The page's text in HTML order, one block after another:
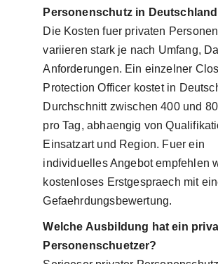
Personenschutz in
Die Kosten fuer privaten
variieren stark je nach Umfang,
Anforderungen. Ein einzelner
Protection Officer kostet in
Durchschnitt zwischen 400 und
pro Tag, abhaengig von
Einsatzart und Region. Fuer ein
individuelles Angebot empfehlen
kostenloses Erstgespraech mit
Gefaehrdungsbewertung.
Welche Ausbildung hat ein
Personenschuetzer?